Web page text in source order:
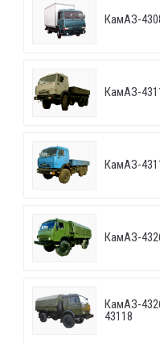
КамАЗ-
КамАЗ-
КамАЗ-
КамАЗ-
КамАЗ-
43118